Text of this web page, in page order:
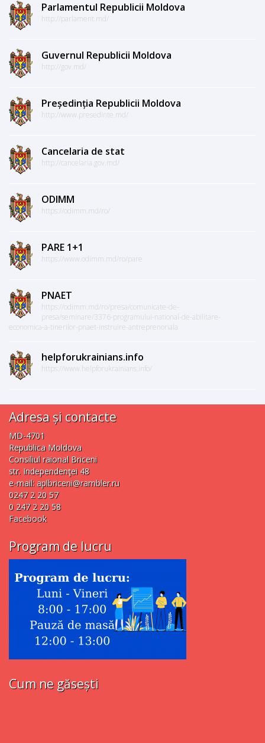
Parlamentul Republicii Moldova
http://parlament.md/
Guvernul Republicii Moldova
http://gov.md/
Președinția Republicii Moldova
http://www.presedinte.md/
Cancelaria de stat
http://cancelaria.gov.md/
ODIMM
https://odimm.md/ro/
PARE 1+1
https://www.odimm.md/ro/pare
PNAET
https://odimm.md/ro/presa/comunicate-de-
presa/seminare/3376-programului-national-de-abilitare-
economica-a-tinerilor-pnaet-instruire-antreprenoriala
helpforukrainians.info
https://www.helpforukrainians.info/
Adresa și contacte
MD-4701
Republica Moldova
Consiliul raional Briceni
str. Independenţei 48
e-mail: aplbriceni@rambler.ru
0247 2 20 57
0 247 2 20 58
Facebook
Program de lucru
Cum ne găsești